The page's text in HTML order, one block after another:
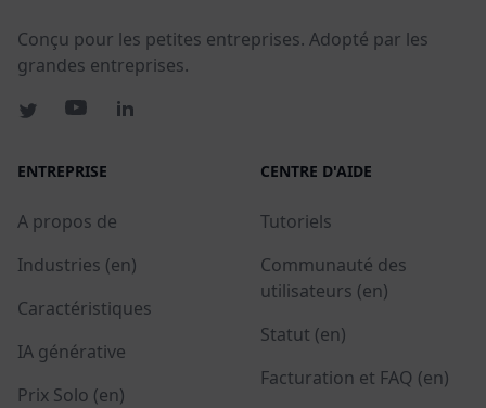
Conçu pour les petites entreprises. Adopté par les
grandes entreprises.
ENTREPRISE
A propos de
Industries (en)
Caractéristiques
IA générative
Prix Solo (en)
CENTRE D'AIDE
Tutoriels
Communauté des
utilisateurs (en)
Statut (en)
Facturation et FAQ (en)